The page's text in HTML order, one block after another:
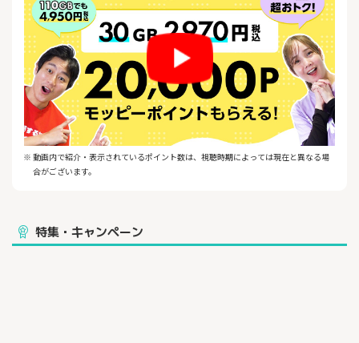
※ 動画内で紹介・表示されているポイント数は、視聴時期によっては現在と異なる場
合がございます。
特集・キャンペーン